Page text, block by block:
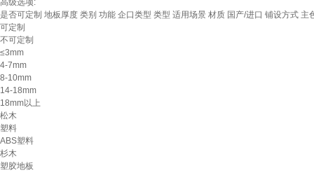
高级选项:
是否可定制 地板厚度 类别 功能 企口类型 类型 适用场景 材质 国产/进口 铺设方式 主
可定制
不可定制
≤3mm
4-7mm
8-10mm
14-18mm
18mm以上
松木
塑料
ABS塑料
杉木
塑胶地板